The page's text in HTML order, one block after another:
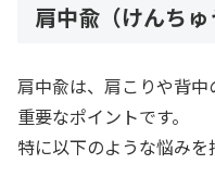
肩中兪（けんち
肩中兪は、肩こりや背
重要なポイントです。
特に以下のような悩みを